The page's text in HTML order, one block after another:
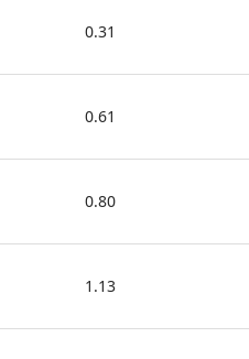
0.31
0.61
0.80
1.13